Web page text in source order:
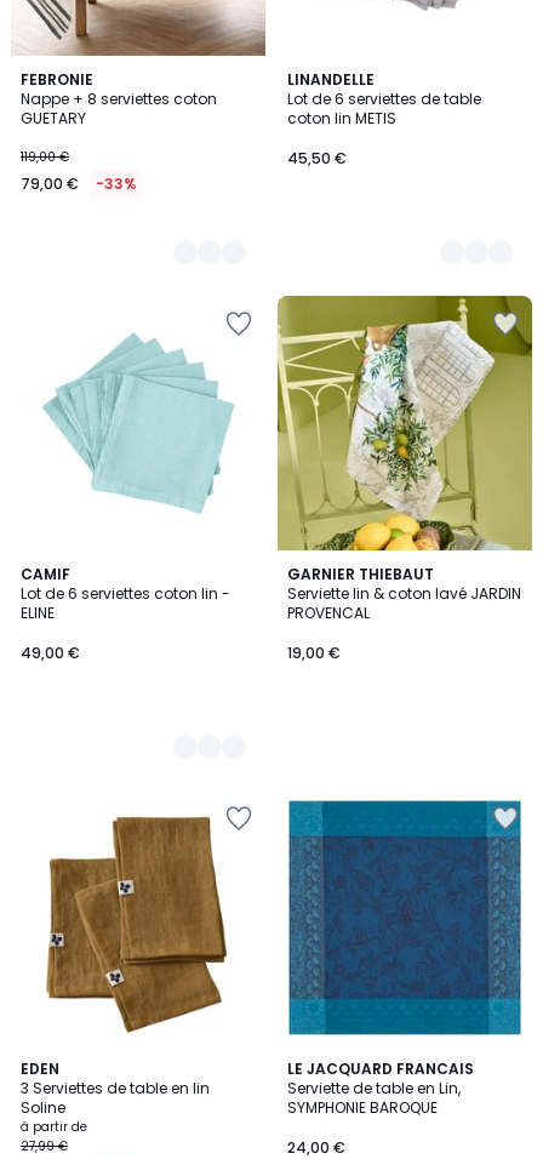
FEBRONIE
Nappe + 8 serviettes coton
GUETARY
119,00 €
79,00 € -33%
5
Couleurs
LINANDELLE
Lot de 6 serviettes de table
coton lin METIS
45,50 €
2
Couleurs
CAMIF
Lot de 6 serviettes coton lin -
ELINE
49,00 €
4
Couleurs
GARNIER THIEBAUT
Serviette lin & coton lavé JARDIN
PROVENCAL
19,00 €
EDEN
3 Serviettes de table en lin
Soline
à partir de
27,99 €
5
/
5
9
Couleurs
LE JACQUARD FRANCAIS
Serviette de table en Lin,
SYMPHONIE BAROQUE
24,00 €
2
Couleurs